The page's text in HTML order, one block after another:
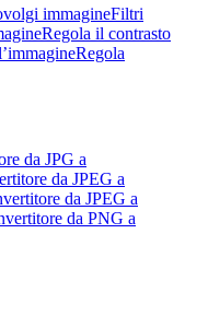
immagineFiltri
Regola il contrasto
Regola
da JPG a
da JPEG a
da JPEG a
da PNG a